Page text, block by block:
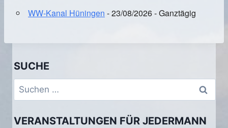
WW-Kanal Hüningen - 23/08/2026 - Ganztägig
SUCHE
Suchen
nach:
VERANSTALTUNGEN FÜR JEDERMANN